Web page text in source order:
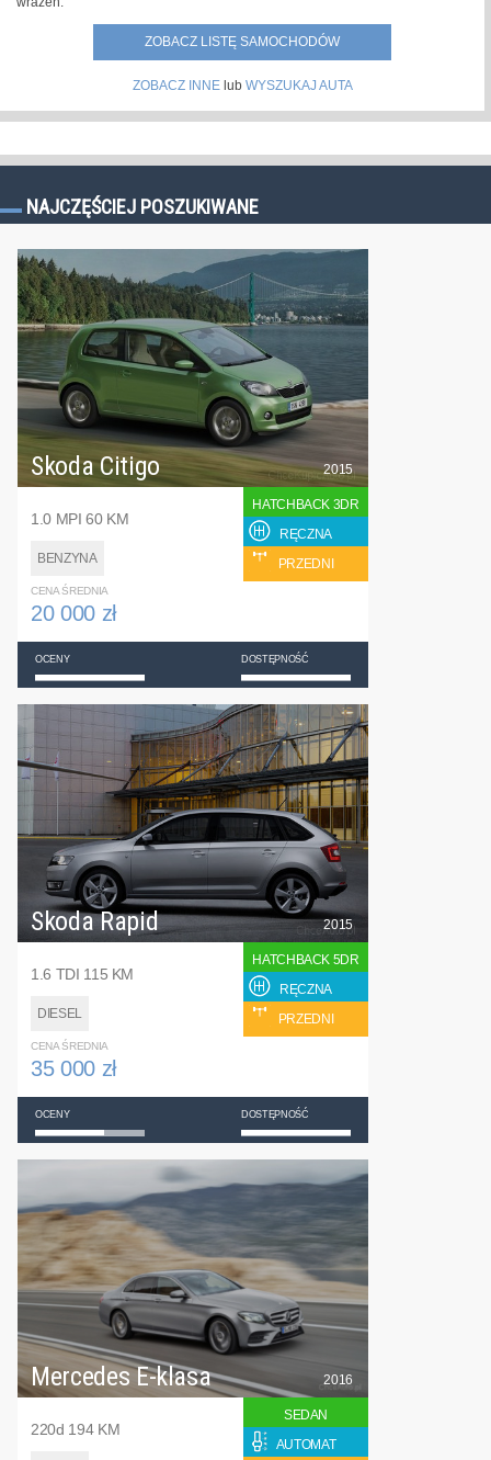
ZOBACZ LISTĘ SAMOCHODÓW
ZOBACZ INNElub WYSZUKAJ AUTA
NAJCZĘŚCIEJ POSZUKIWANE
Skoda Citigo
1.0 MPI 60 KM
BENZYNA
2015
HATCHBACK 3DR
RĘCZNA
PRZEDNI
CENA ŚREDNIA
20 000 zł
OCENY DOSTĘPNOŚĆ
Skoda Rapid
1.6 TDI 115 KM
DIESEL
2015
HATCHBACK 5DR
RĘCZNA
PRZEDNI
CENA ŚREDNIA
35 000 zł
OCENY DOSTĘPNOŚĆ
Mercedes E-klasa
220d 194 KM
2016
SEDAN
AUTOMAT